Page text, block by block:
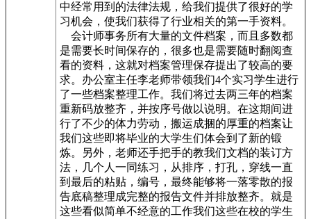
中经常用到的法律法规，给我们提供了很好的学
习机会，使我们获得了行业相关的第一手资料。
会计师事务所有大量的文件档案，而且多数都
是需要长时间保存的，很多也是需要随时翻阅查
看的资料，这就对档案管理保存提出了较高的要
求。办公室主任李老师带领我们4个实习学生进行
了一些档案整理工作。我们将过去两三年的档案
重新码放整齐，并按序号做以说明。在这期间进
行了不少的体力劳动，搬运成捆的厚重的档案让
我们这些即将毕业的大学生们体会到了新的锻
炼。另外，老师还手把手的教我们文档的装订方
法，几个人一同练习，从排序，打孔，穿线一直
到最后的粘贴，编号，最终能够将一落零散的报
告底稿整理成完整的报告文件并排放整齐。就是
这些看似简单不经意的工作我们这些在校的学生